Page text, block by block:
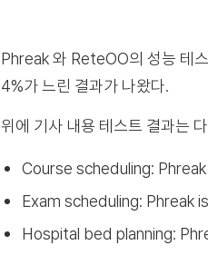
Phreak 와 ReteOO의 성능 테
4%가 느린 결과가 나왔다.
위에 기사 내용 테스트 결과는
Course scheduling:
Exam scheduling: Phreak
Hospital bed planning: